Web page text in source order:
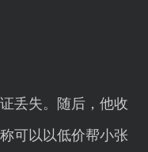
丢失。随后，他收
可以以低价帮小张